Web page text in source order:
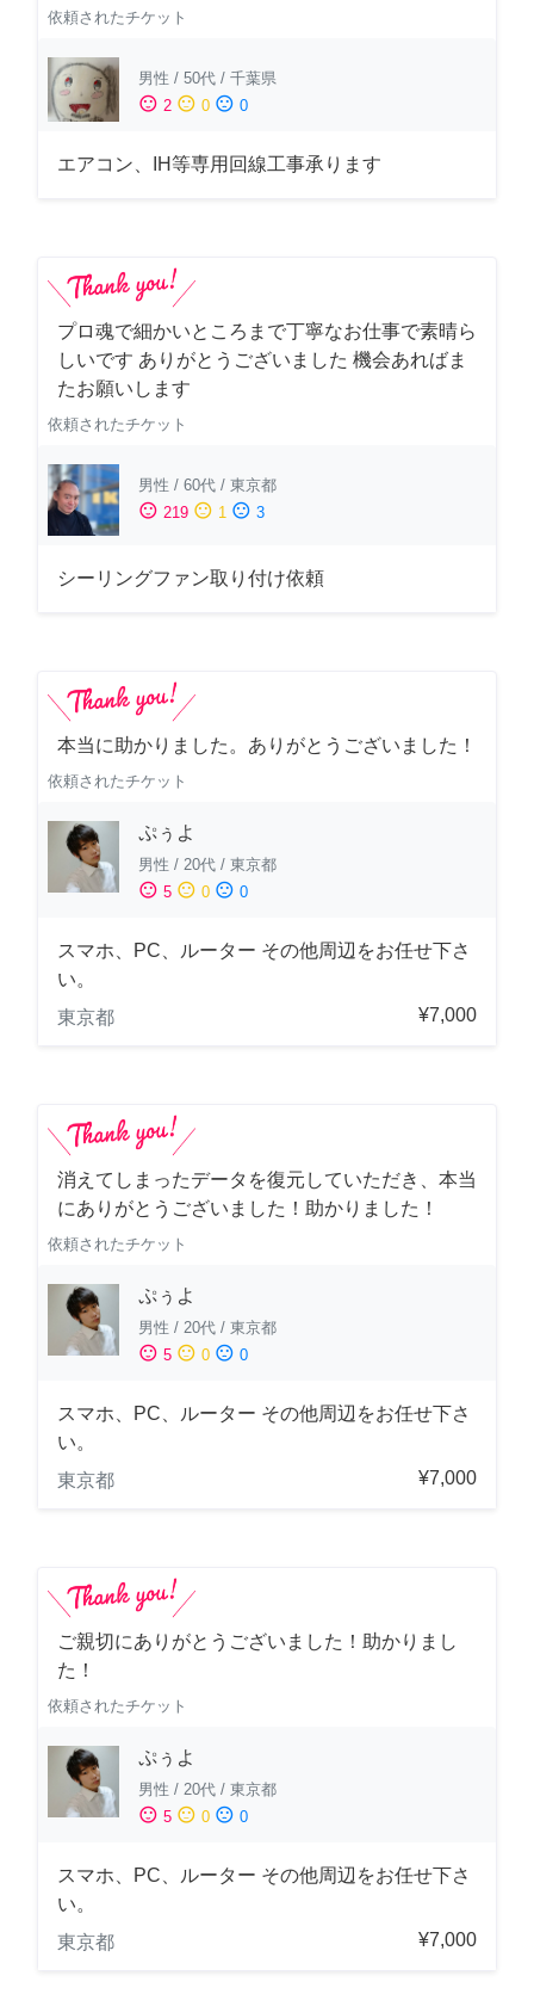
依頼されたチケット
男性 / 50代 / 千葉県
sentiment_satisfied 2 sentiment_neutral 0 sentiment_dissatisfied 0
エアコン、IH等専用回線工事承ります
プロ魂で細かいところまで丁寧なお仕事で素晴ら
しいです ありがとうございました 機会あればま
たお願いします
依頼されたチケット
男性 / 60代 / 東京都
sentiment_satisfied 219 sentiment_neutral 1 sentiment_dissatisfied 3
シーリングファン取り付け依頼
本当に助かりました。ありがとうございました！
依頼されたチケット
ぷぅよ
男性 / 20代 / 東京都
sentiment_satisfied 5 sentiment_neutral 0 sentiment_dissatisfied 0
スマホ、PC、ルーター その他周辺をお任せ下さ
い。
東京都
¥7,000
消えてしまったデータを復元していただき、本当
にありがとうございました！助かりました！
依頼されたチケット
ぷぅよ
男性 / 20代 / 東京都
sentiment_satisfied 5 sentiment_neutral 0 sentiment_dissatisfied 0
スマホ、PC、ルーター その他周辺をお任せ下さ
い。
東京都
¥7,000
ご親切にありがとうございました！助かりまし
た！
依頼されたチケット
ぷぅよ
男性 / 20代 / 東京都
sentiment_satisfied 5 sentiment_neutral 0 sentiment_dissatisfied 0
スマホ、PC、ルーター その他周辺をお任せ下さ
い。
東京都
¥7,000